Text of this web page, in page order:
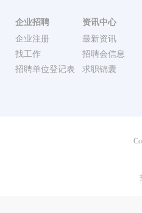
企业招聘
企业注册
找工作
招聘单位登记表
资讯中心
最新资讯
招聘会信息
求职锦囊